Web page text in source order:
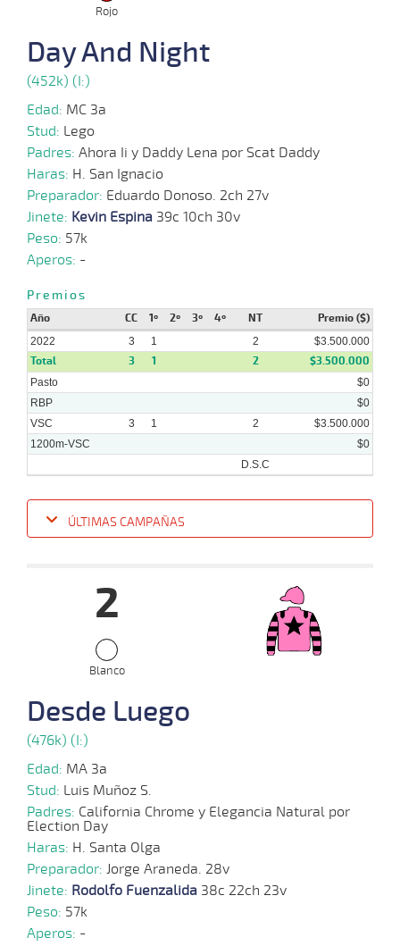
Rojo
Day And Night
(452k) (I:)
Edad: MC 3a
Stud: Lego
Padres: Ahora Ii y Daddy Lena por Scat Daddy
Haras: H. San Ignacio
Preparador: Eduardo Donoso. 2ch 27v
Jinete: Kevin Espina 39c 10ch 30v
Peso: 57k
Aperos: -
Premios
Año CC 1º 2º 3º 4º NT Premio ($)
2022 3 1 2 $3.500.000
Total 3 1 2 $3.500.000
Pasto
$0
RBP
$0
VSC
3 1 2
$3.500.000
1200m-VSC
$0
D.S.C
ÚLTIMAS CAMPAÑAS
1200m 13,2
1300m
24-
10-
VS
21-
03-
2022
VS 1100m 1:07:92 14 1/2 65,0 Cond.
2
Blanco
Desde Luego
(476k) (I:)
Edad: MA 3a
Stud: Luis Muñoz S.
Padres: California Chrome y Elegancia Natural por
Election Day
Haras: H. Santa Olga
Preparador: Jorge Araneda. 28v
Jinete: Rodolfo Fuenzalida 38c 22ch 23v
Peso: 57k
Aperos: -